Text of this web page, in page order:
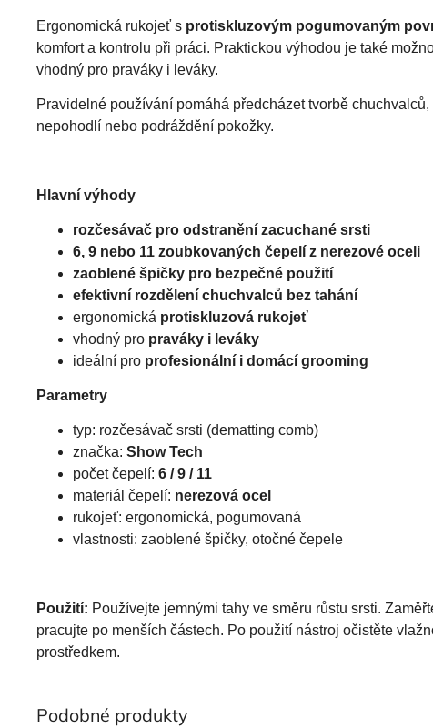
Ergonomická rukojeť s protiskluzovým pogumovaným
komfort a kontrolu při práci. Praktickou výhodou je také
vhodný pro praváky i leváky.
Pravidelné používání pomáhá předcházet tvorbě
nepohodlí nebo podráždění pokožky.
Hlavní výhody
rozčesávač pro odstranění zacuchané srsti
6, 9 nebo 11 zoubkovaných čepelí z nerezové oceli
zaoblené špičky pro bezpečné použití
efektivní rozdělení chuchvalců bez tahání
ergonomická protiskluzová rukojeť
vhodný pro praváky i leváky
ideální pro profesionální i domácí grooming
Parametry
typ: rozčesávač srsti (dematting comb)
značka: Show Tech
počet čepelí: 6 / 9 / 11
materiál čepelí: nerezová ocel
rukojeť: ergonomická, pogumovaná
vlastnosti: zaoblené špičky, otočné čepele
Použití: Používejte jemnými tahy ve směru růstu srsti.
pracujte po menších částech. Po použití nástroj očistěte
prostředkem.